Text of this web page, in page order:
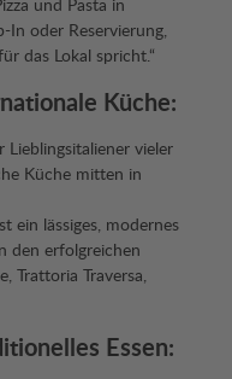
In oder Reservierung,
das Lokal spricht.“
Küche:
Lieblingsitaliener vieler
Küche mitten in
ein lässiges, modernes
den erfolgreichen
Trattoria Traversa,
Essen: